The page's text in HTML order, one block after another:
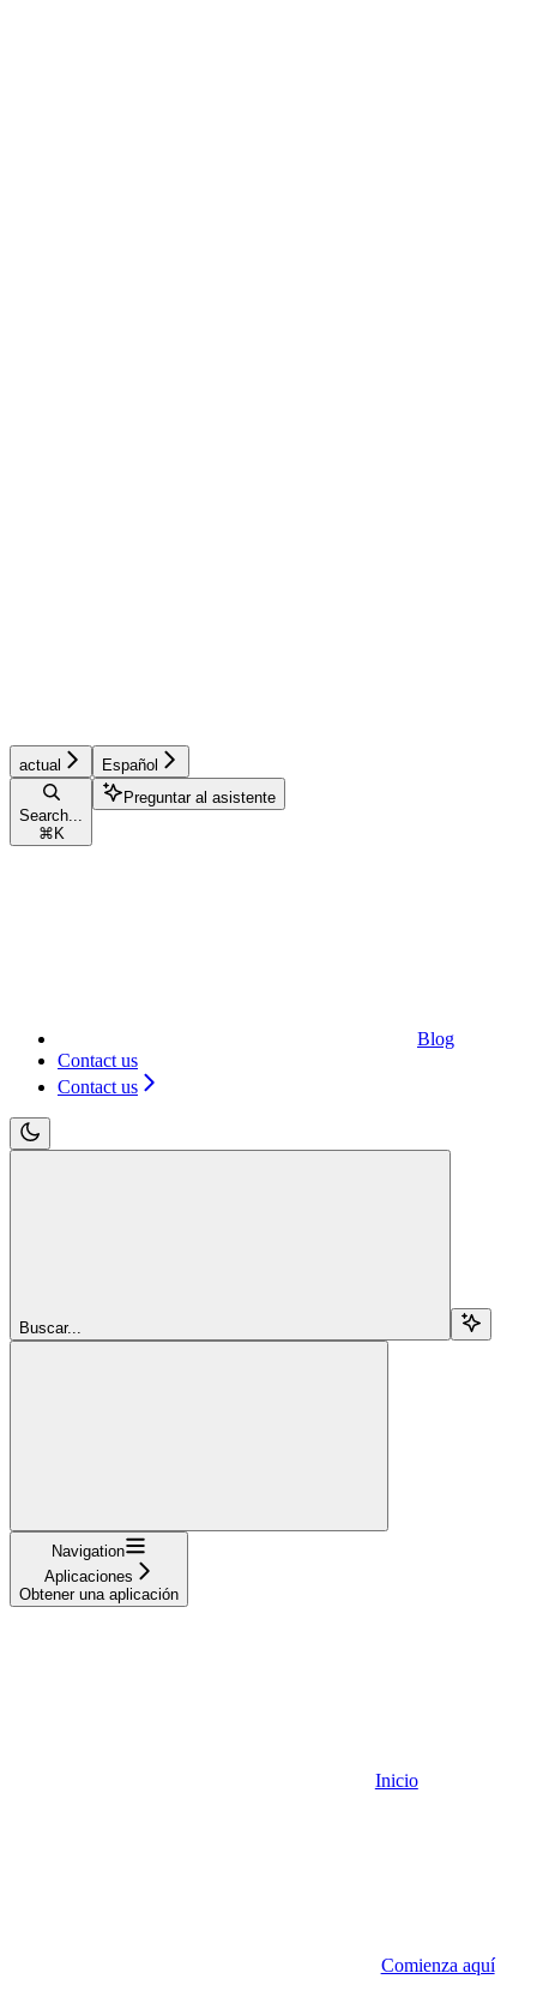
actual Español
Search...
⌘ K
Preguntar al asistente
Blog
Contact us
Contact us
Buscar...
Navigation
Aplicaciones
Obtener una aplicación
Inicio
Comienza aquí